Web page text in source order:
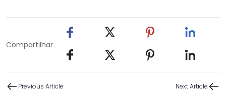
Compartilhar
Previous Article Next Article